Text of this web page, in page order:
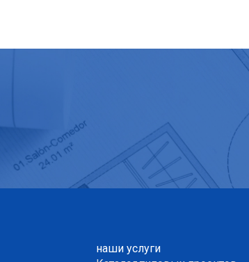
наши услуги